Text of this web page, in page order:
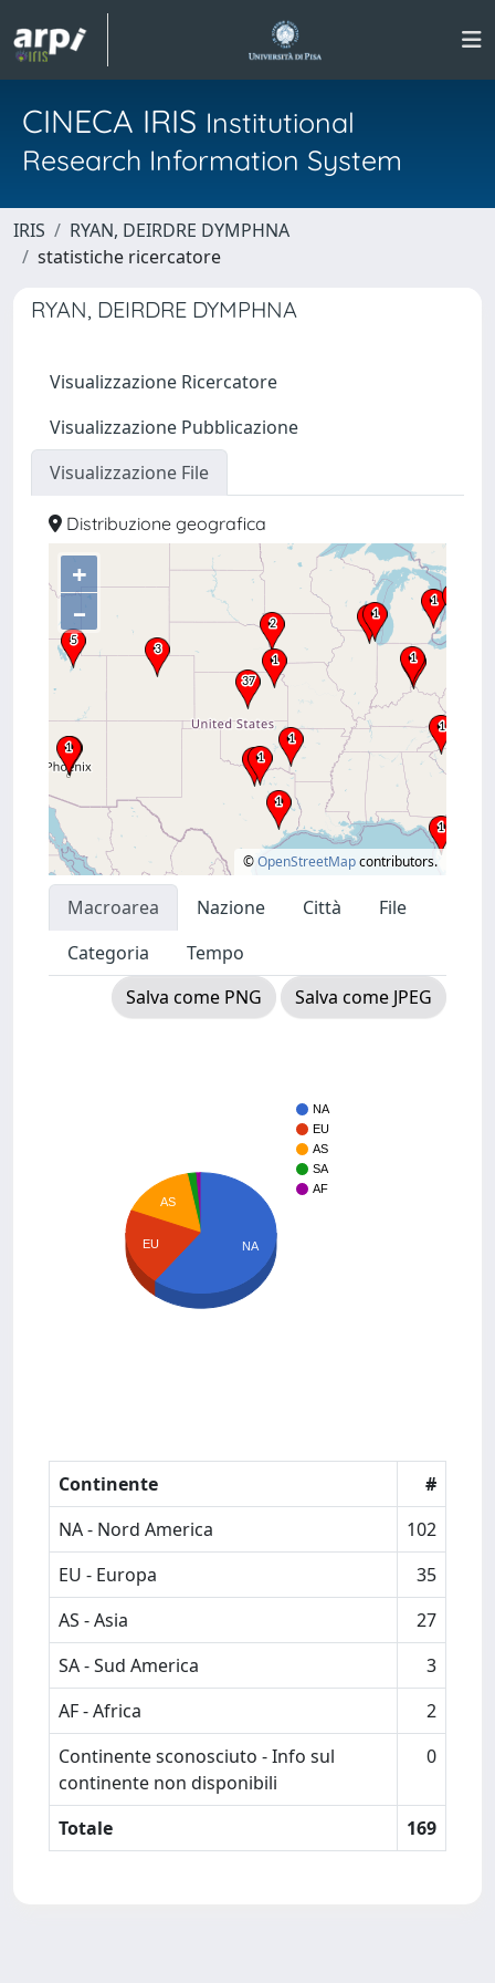
CINECA IRIS Institutional
Research Information System
IRIS
RYAN, DEIRDRE DYMPHNA
statistiche ricercatore
RYAN, DEIRDRE DYMPHNA
Visualizzazione Ricercatore
Visualizzazione Pubblicazione
Visualizzazione File
Distribuzione geografica
+
–
©OpenStreetMapcontributors.
Macroarea Nazione Città
File
Categoria
Tempo
Salva come PNG
Salva come JPEG
NA
EU
AS
SA
AF
AS
EU NA
Continente
#
NA - Nord America
102
EU - Europa
35
AS - Asia
27
SA - Sud America
3
AF - Africa
2
Continente sconosciuto - Info sul
continente non disponibili
0
Totale 169